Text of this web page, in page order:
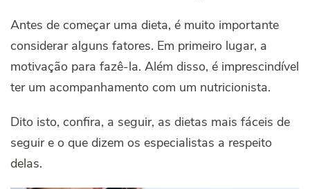
Antes de começar uma dieta, é muito importante
considerar alguns fatores. Em primeiro lugar, a
motivação para fazê-la. Além disso, é imprescindível
ter um acompanhamento com um nutricionista.
Dito isto, confira, a seguir, as dietas mais fáceis de
seguir e o que dizem os especialistas a respeito
delas.